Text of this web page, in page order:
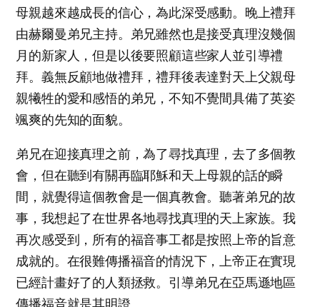
母親越來越成長的信心，為此深受感動。晚上禮拜
由赫爾曼弟兄主持。弟兄雖然也是接受真理沒幾個
月的新家人，但是以後要照顧這些家人並引導禮
拜。義無反顧地做禮拜，禮拜後表達對天上父親母
親犧牲的愛和感悟的弟兄，不知不覺間具備了英姿
颯爽的先知的面貌。
弟兄在迎接真理之前，為了尋找真理，去了多個教
會，但在聽到有關再臨耶穌和天上母親的話的瞬
間，就覺得這個教會是一個真教會。聽著弟兄的故
事，我想起了在世界各地尋找真理的天上家族。我
再次感受到，所有的福音事工都是按照上帝的旨意
成就的。在很難傳播福音的情況下，上帝正在實現
已經計畫好了的人類拯救。引導弟兄在亞馬遜地區
傳播福音就是其明證。